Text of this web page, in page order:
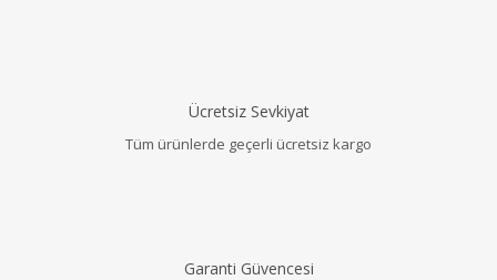
Ücretsiz Sevkiyat
Tüm ürünlerde geçerli ücretsiz kargo
Garanti Güvencesi